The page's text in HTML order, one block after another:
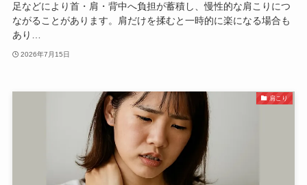
足などにより首・肩・背中へ負担が蓄積し、慢性的な肩こりにつ
ながることがあります。肩だけを揉むと一時的に楽になる場合も
あり…
2026年7月15日
肩こり